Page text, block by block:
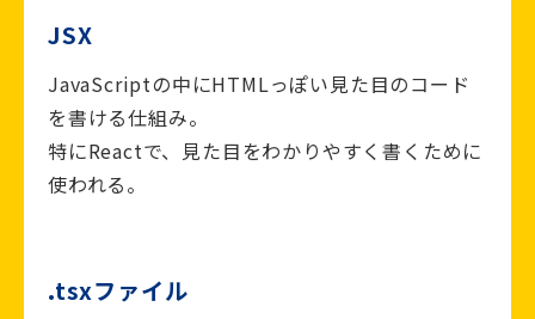
JSX
JavaScriptの中にHTMLっぽい見た目のコード
を書ける仕組み。
特にReactで、見た目をわかりやすく書くために
使われる。
.tsxファイル